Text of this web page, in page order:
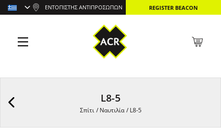
L8-5
Σπίτι /Ναυτιλία /L8-5
ΕΝΤΟΠΙΣΤΉΣ ΑΝΤΙΠΡΟΣΏΠΩΝ REGISTER BEACON